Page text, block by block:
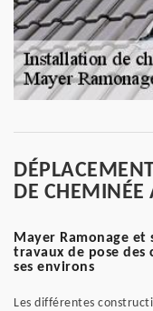
DE
Mayer Ramonage et
travaux de pose des
ses environs
Les différentes